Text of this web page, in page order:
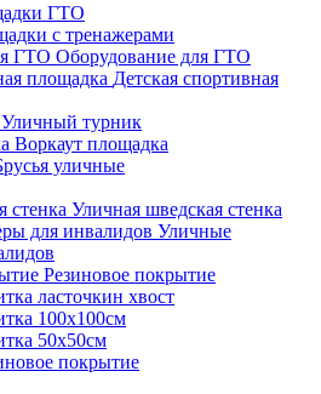
ГТО
с тренажерами
Оборудование для ГТО
Детская спортивная
Уличный турник
Воркаут площадка
уличные
Уличная шведская стенка
Уличные
Резиновое покрытие
ласточкин хвост
100х100см
50х50см
покрытие